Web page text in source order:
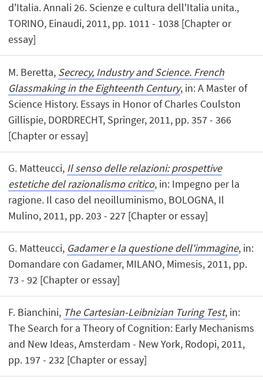
d'Italia. Annali 26. Scienze e cultura dell'Italia unita.,
TORINO, Einaudi, 2011, pp. 1011 - 1038 [Chapter or
essay]
M. Beretta, Secrecy, Industry and Science. French
Glassmaking in the Eighteenth Century, in: A Master of
Science History. Essays in Honor of Charles Coulston
Gillispie, DORDRECHT, Springer, 2011, pp. 357 - 366
[Chapter or essay]
G. Matteucci, Il senso delle relazioni: prospettive
estetiche del razionalismo critico, in: Impegno per la
ragione. Il caso del neoilluminismo, BOLOGNA, Il
Mulino, 2011, pp. 203 - 227 [Chapter or essay]
G. Matteucci, Gadamer e la questione dell'immagine, in:
Domandare con Gadamer, MILANO, Mimesis, 2011, pp.
73 - 92 [Chapter or essay]
F. Bianchini, The Cartesian-Leibnizian Turing Test, in:
The Search for a Theory of Cognition: Early Mechanisms
and New Ideas, Amsterdam - New York, Rodopi, 2011,
pp. 197 - 232 [Chapter or essay]